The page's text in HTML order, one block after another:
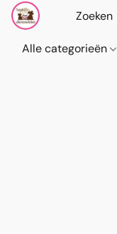
Alle categorieën